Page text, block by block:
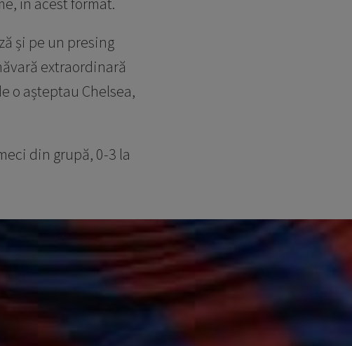
și pe un presing
extraordinară
o așteptau Chelsea,
din grupă, 0-3 la